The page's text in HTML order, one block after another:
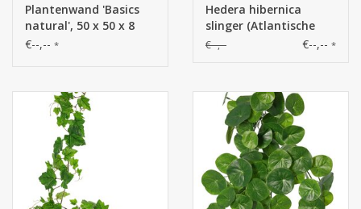
Plantenwand 'Basics
natural', 50 x 50 x 8
cm, plastic,
€--,-- *
Hedera hibernica
slinger (Atlantische
klimop), 'basic' met 76
€--,-- €--,-- *